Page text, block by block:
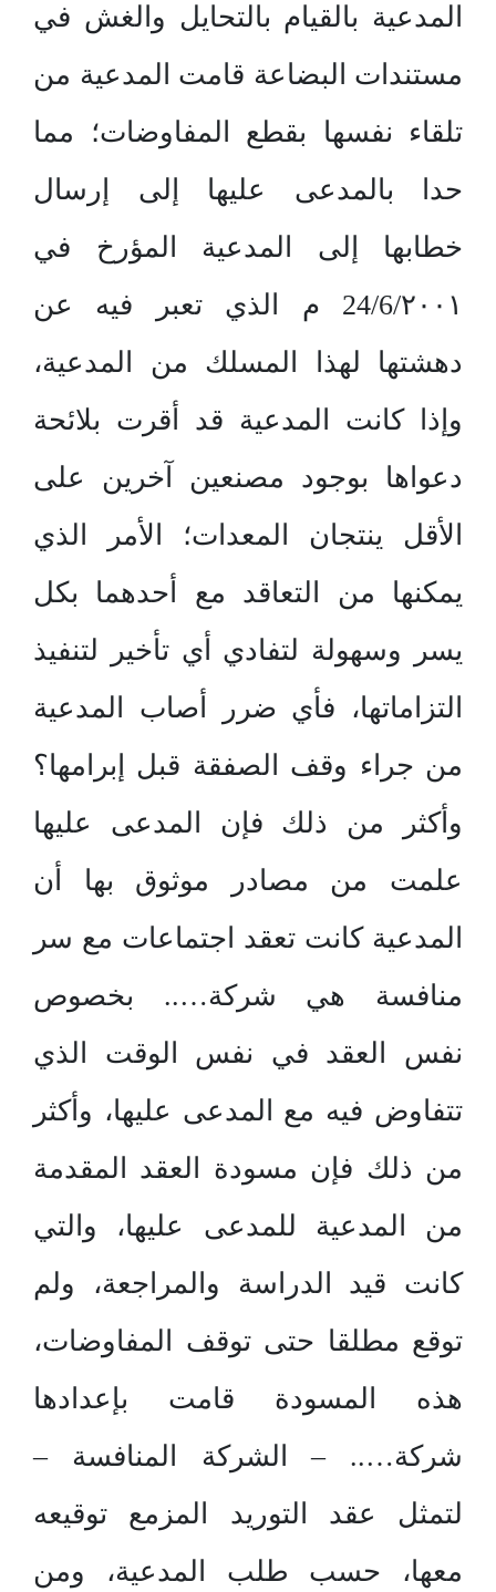
المدعية بالقيام بالتحايل والغش في
مستندات البضاعة قامت المدعية من
تلقاء نفسها بقطع المفاوضات؛ مما
حدا بالمدعى عليها إلى إرسال
خطابها إلى المدعية المؤرخ في
24/6/٢٠٠١ م الذي تعبر فيه عن
دهشتها لهذا المسلك من المدعية،
وإذا كانت المدعية قد أقرت بلائحة
دعواها بوجود مصنعين آخرين على
الأقل ينتجان المعدات؛ الأمر الذي
يمكنها من التعاقد مع أحدهما بكل
يسر وسهولة لتفادي أي تأخير لتنفيذ
التزاماتها، فأي ضرر أصاب المدعية
من جراء وقف الصفقة قبل إبرامها؟
وأكثر من ذلك فإن المدعى عليها
علمت من مصادر موثوق بها أن
المدعية كانت تعقد اجتماعات مع سر
منافسة هي شركة….. بخصوص
نفس العقد في نفس الوقت الذي
تتفاوض فيه مع المدعى عليها، وأكثر
من ذلك فإن مسودة العقد المقدمة
من المدعية للمدعى عليها، والتي
كانت قيد الدراسة والمراجعة، ولم
توقع مطلقا حتى توقف المفاوضات،
هذه المسودة قامت بإعدادها
شركة….. – الشركة المنافسة –
لتمثل عقد التوريد المزمع توقيعه
معها، حسب طلب المدعية، ومن